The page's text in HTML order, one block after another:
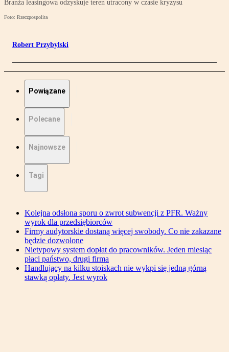
Branża leasingowa odzyskuje teren utracony w czasie kryzysu
Foto: Rzeczpospolita
Robert Przybylski
Powiązane
Polecane
Najnowsze
Tagi
Kolejna odsłona sporu o zwrot subwencji z PFR. Ważny
wyrok dla przedsiębiorców
Firmy audytorskie dostaną więcej swobody. Co nie zakazane
będzie dozwolone
Nietypowy system dopłat do pracowników. Jeden miesiąc
płaci państwo, drugi firma
Handlujący na kilku stoiskach nie wykpi się jedną górną
stawką opłaty. Jest wyrok